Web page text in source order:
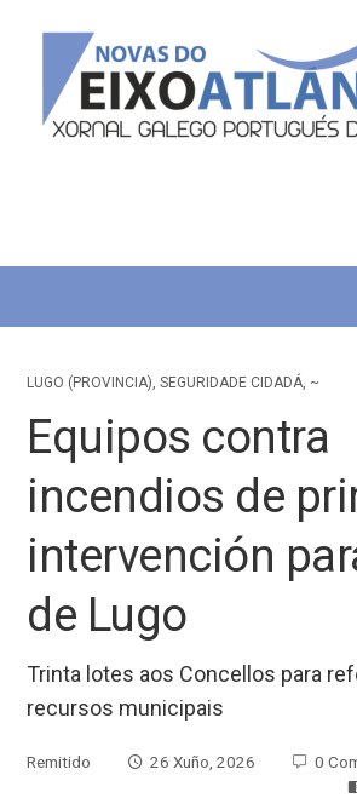
LUGO (PROVINCIA),SEGURIDADE CIDADÁ, ~
Equipos contra
incendios de
intervención
de Lugo
Trinta lotes aos Concellos para
recursos municipais
Remitido 26 Xuño, 2026
0